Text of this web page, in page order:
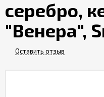
Отзывы
серебро,
"Венера",
Оставить отзыв